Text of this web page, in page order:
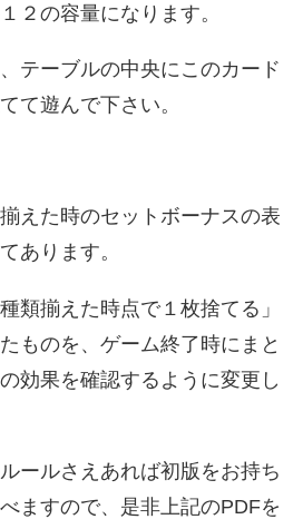
２の容量になります。
テーブルの中央にこのカード
て遊んで下さい。
えた時のセットボーナスの表
あります。
類揃えた時点で１枚捨てる」
ものを、ゲーム終了時にまと
効果を確認するように変更し
ールさえあれば初版をお持ち
ますので、是非上記のPDFを